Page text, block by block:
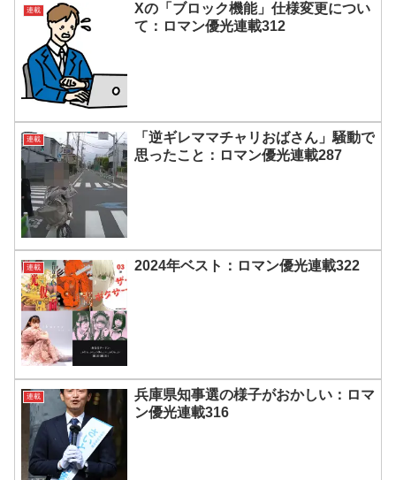
連載
Xの「ブロック機能」仕様変更につい
て：ロマン優光連載312
連載
「逆ギレママチャリおばさん」騒動で
思ったこと：ロマン優光連載287
連載 2024年ベスト：ロマン優光連載322
連載
兵庫県知事選の様子がおかしい：ロマ
ン優光連載316